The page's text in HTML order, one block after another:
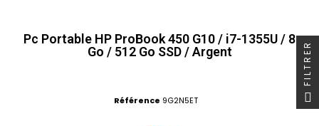
Pc Portable HP ProBook 450 G10 / i7-1355U / 8
Go / 512 Go SSD / Argent
Référence 9G2N5ET
FILTRER